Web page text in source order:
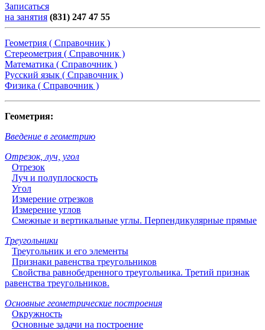
Записаться
на занятия (831) 247 47 55
Геометрия ( Справочник )
Стереометрия ( Справочник )
Математика ( Справочник )
Русский язык ( Справочник )
Физика ( Справочник )
Геометрия:
Введение в геометрию
Отрезок, луч, угол
Отрезок
Луч и полуплоскость
Угол
Измерение отрезков
Измерение углов
Смежные и вертикальные углы. Перпендикулярные прямые
Треугольники
Треугольник и его элементы
Признаки равенства треугольников
Свойства равнобедренного треугольника. Третий признак
равенства треугольников.
Основные геометрические построения
Окружность
Основные задачи на построение